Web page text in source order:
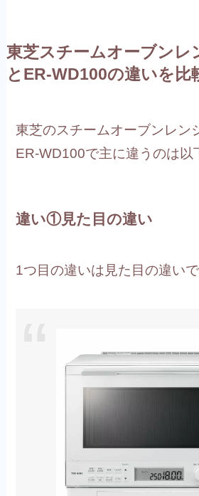
東芝スチームオーブンレ
とER-WD100の違いを比
東芝のスチームオーブンレン
ER-WD100で主に違うのは以
違い①見た目の違い
1つ目の違いは見た目の違いで